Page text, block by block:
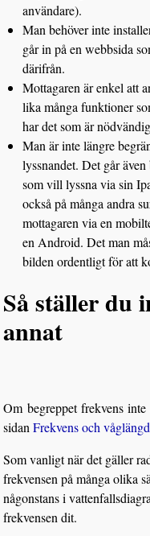
användare).
Man behöver inte
går in på en webbsida
därifrån.
Mottagaren är enkel att
lika många funktioner
har det som är
Man är inte längre
lyssnandet. Det går
som vill lyssna via sin
också på många andra
mottagaren via en
en Android. Det man
bilden ordentligt för att
Så ställer du
annat
Om begreppet frekvens
sidanFrekvens och våglängd
Som vanligt när det gäller
frekvensen på många olika
någonstans i
frekvensen dit.